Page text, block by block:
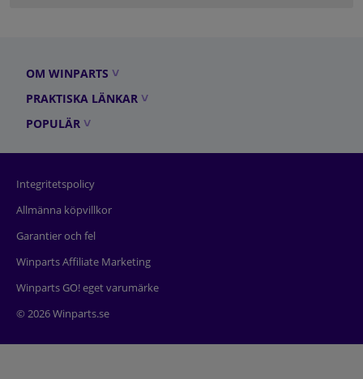
OM WINPARTS
PRAKTISKA LÄNKAR
POPULÄR
Integritetspolicy
Allmänna köpvillkor
Garantier och fel
Winparts Affiliate Marketing
Winparts GO! eget varumärke
© 2026 Winparts.se